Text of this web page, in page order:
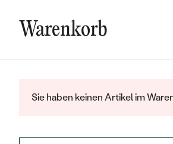
SOMMER-BLACK-
ÜBER UNS MAGAZINSCHMUCK NACH
Warenkorb
Sie haben keinen Artikel im